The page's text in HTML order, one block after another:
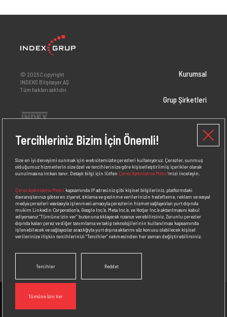
İletişim
Bizden
Bizi
© 2026 Copyright
INDEKS Bilgisayar AŞ
Tüm hakları saklıdır.
Kurumsal
Grup Şirketleri
Yatırımcı İlişkileri
İnsan Kaynakları
Medya
Bizden Haberler
Tercihleriniz Bizim İçin Önemli!
Size en iyi deneyimi sunmak için web sitemizde çerezleri kullanıyoruz. Çerezler, sunmuş
olduğumuz hizmetlerin size özel ve tercihlerinize göre kişiselleştirilmiş içerikler olarak
sunulmasına imkan tanır. Detaylı bilgi için lütfen Çerez Aydınlatma Metni’mizi inceleyin.
Çerez Aydınlatma Metni kapsamında IP adresiniz gibi kişisel bilgileriniz, platformdaki
davranışlarınızı gösteren ziyaret, tıklama ve gezinme verilerinizin hedefleme, reklam ve sosyal
medya çerezleri vasıtasıyla işlenmesi amacıyla çerezlerin hizmet sağlayıcıları yurt dışında
mukim Linkedin Corporation’a, Google Inc.’e, Meta Inc.’e, ve Hotjar Inc.’e aktarılmasını kabul
ediyorsanız“Tümüne izin ver” butonuna tıklayarak rızanızı verebilirsiniz. Zorunlu çerezler
dışında kalan çerez ve diğer tanımlama ve takip teknolojilerinin kullanılması kapsamında
işlenebilecek ve sağlayıcılar aracılığıyla yurt dışına aktarımı söz konusu olabilecek kişisel
verilerinize ilişkin tercihlerinizi“Tercihler”sekmesinden her zaman değiştirebilirsiniz.
Tercihler Reddet
Tümüne İzin Ver